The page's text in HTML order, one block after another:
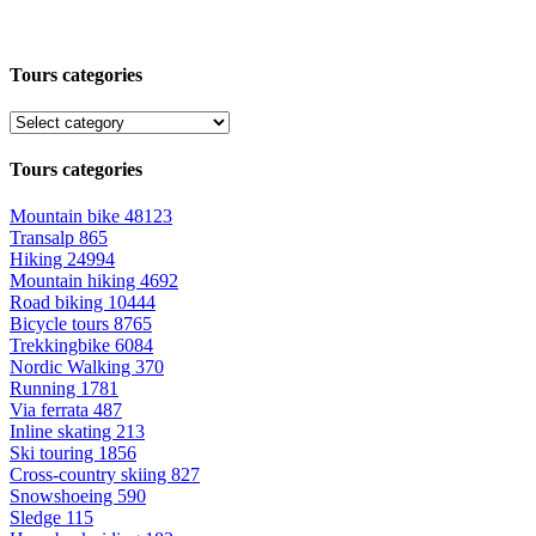
Tours categories
Tours categories
Mountain bike 48123
Transalp 865
Hiking 24994
Mountain hiking 4692
Road biking 10444
Bicycle tours 8765
Trekkingbike 6084
Nordic Walking 370
Running 1781
Via ferrata 487
Inline skating 213
Ski touring 1856
Cross-country skiing 827
Snowshoeing 590
Sledge 115